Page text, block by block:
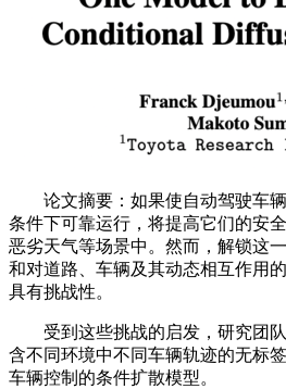
论文摘要：如果使自动驾驶车辆
条件下可靠运行，将提高它们的安
恶劣天气等场景中。然而，解锁这
和对道路、车辆及其动态相互作用
具有挑战性。
受到这些挑战的启发，研究团队
含不同环境中不同车辆轨迹的无标
车辆控制的条件扩散模型。